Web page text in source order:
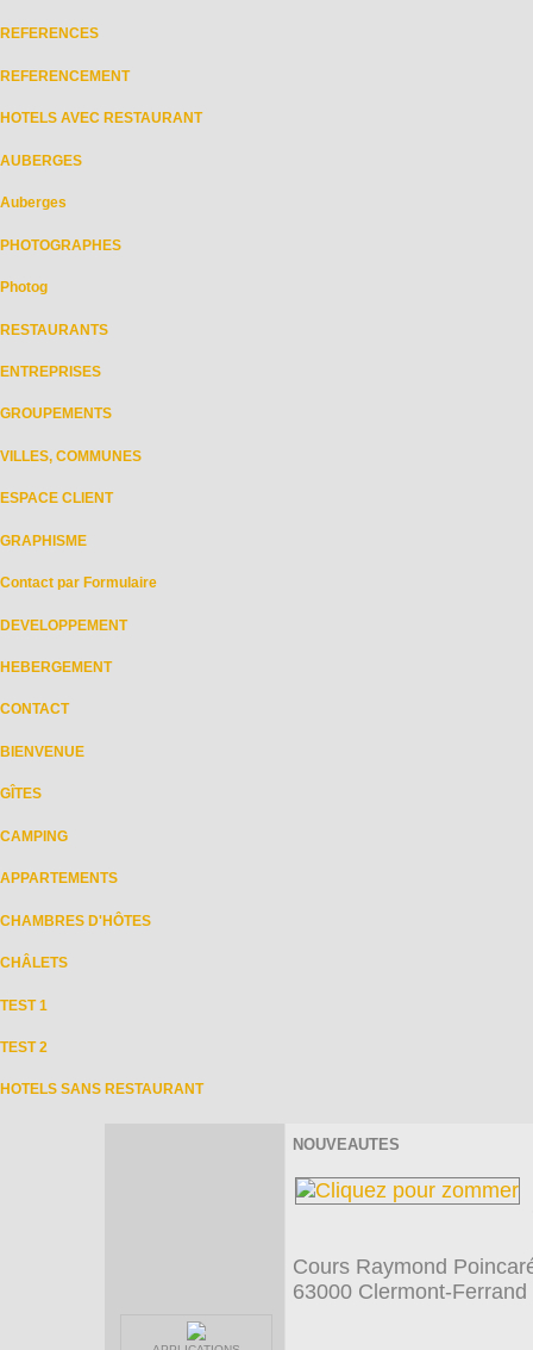
REFERENCES
REFERENCEMENT
HOTELS AVEC RESTAURANT
AUBERGES
Auberges
PHOTOGRAPHES
Photog
RESTAURANTS
ENTREPRISES
GROUPEMENTS
VILLES, COMMUNES
ESPACE CLIENT
GRAPHISME
Contact par Formulaire
DEVELOPPEMENT
HEBERGEMENT
CONTACT
BIENVENUE
GÎTES
CAMPING
APPARTEMENTS
CHAMBRES D'HÔTES
CHÂLETS
TEST 1
TEST 2
HOTELS SANS RESTAURANT
NOUVEAUTES
Cours Raymond
63000 Clermont-Ferrand